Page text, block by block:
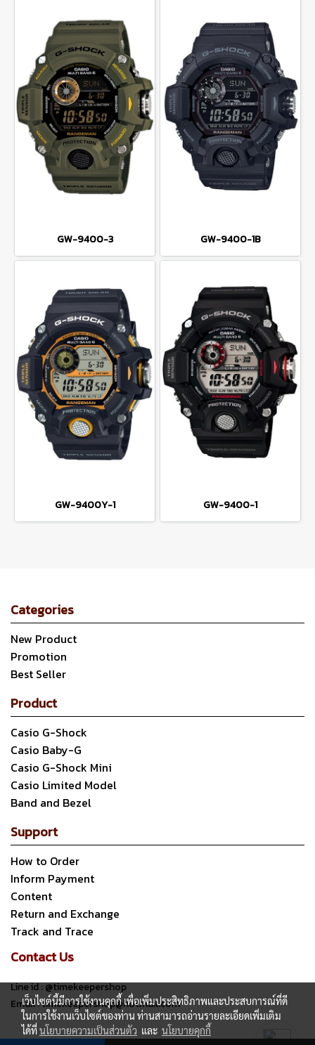
GW-9400-3 GW-9400-1B
GW-9400Y-1 GW-9400-1
Categories
New Product
Promotion
Best Seller
Product
Casio G-Shock
Casio Baby-G
Casio G-Shock Mini
Casio Limited Model
Band and Bezel
Support
How to Order
Inform Payment
Content
Return and Exchange
Track and Trace
Contact Us
Line id : @timekeepershop
Email : timekeepershop@hotmail.com
เว็บไซต์นี้มีการใช้งานคุกกี้ เพื่อเพิ่มประสิทธิภาพและประสบการณ์ที่ดี
ในการใช้งานเว็บไซต์ของท่าน ท่านสามารถอ่านรายละเอียดเพิ่มเติม
ได้ที่นโยบายความเป็นส่วนตัว และ นโยบายคุกกี้